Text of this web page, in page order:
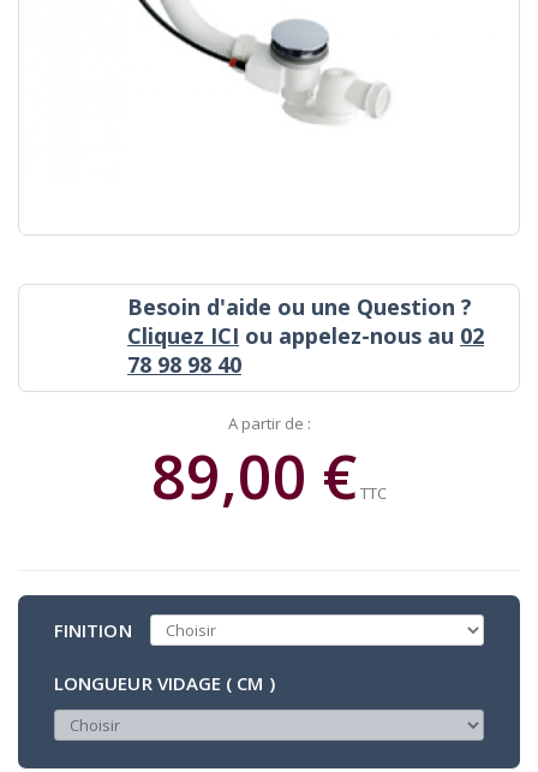
Besoin d'aide ou une Question ?
Cliquez ICI ou appelez-nous au 02
78 98 98 40
A partir de :
89,00 €TTC
FINITION
LONGUEUR VIDAGE ( CM )